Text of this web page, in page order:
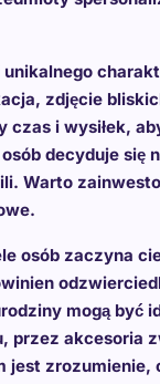
zdjęcie
czas i wysiłek,
decyduje
Warto
osób zaczyna
mogą być
przez akcesoria
jest